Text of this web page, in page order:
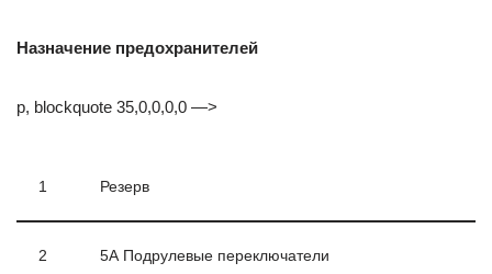
Назначение предохранителей
p, blockquote 35,0,0,0,0 —>
1 Резерв
2 5А Подрулевые переключатели